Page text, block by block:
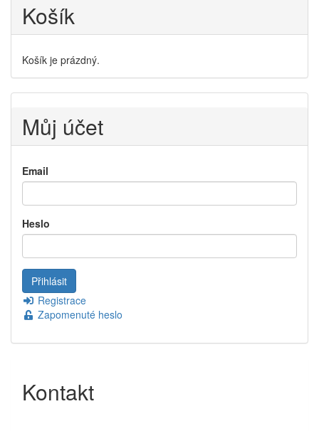
Košík
Košík je prázdný.
Můj účet
Email
Heslo
Registrace
Zapomenuté heslo
Kontakt